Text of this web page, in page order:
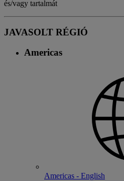
és/vagy tartalmát
JAVASOLT RÉGIÓ
Americas
Americas - English